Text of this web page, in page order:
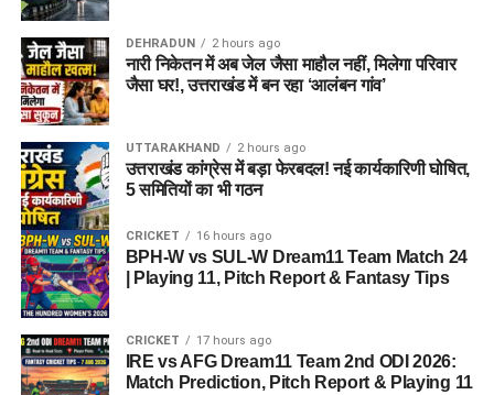
DEHRADUN 2 hours ago
नारी निकेतन में अब जेल जैसा माहौल नहीं, मिलेगा परिवार
जैसा घर!, उत्तराखंड में बन रहा ‘आलंबन गांव’
UTTARAKHAND 2 hours ago
उत्तराखंड कांग्रेस में बड़ा फेरबदल! नई कार्यकारिणी घोषित,
5 समितियों का भी गठन
CRICKET 16 hours ago
BPH-W vs SUL-W Dream11 Team Match 24
| Playing 11, Pitch Report & Fantasy Tips
CRICKET 17 hours ago
IRE vs AFG Dream11 Team 2nd ODI 2026:
Match Prediction, Pitch Report & Playing 11